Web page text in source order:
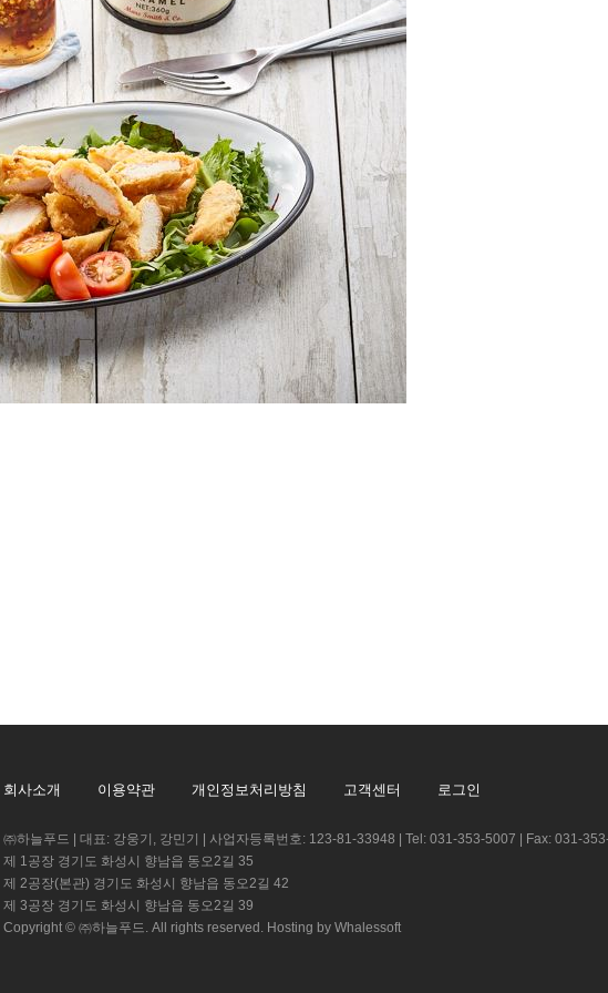
회사소개 이용약관 개인정보처리방침 고객센터 로그인
㈜하늘푸드 | 대표: 강웅기, 강민기 | 사업자등록번호: 123-81-33948 | Tel: 031-353-5007 | Fax: 031-
제 1공장 경기도 화성시 향남읍 동오2길 35
제 2공장(본관) 경기도 화성시 향남읍 동오2길 42
제 3공장 경기도 화성시 향남읍 동오2길 39
Copyright © ㈜하늘푸드. All rights reserved. Hosting by Whalessoft